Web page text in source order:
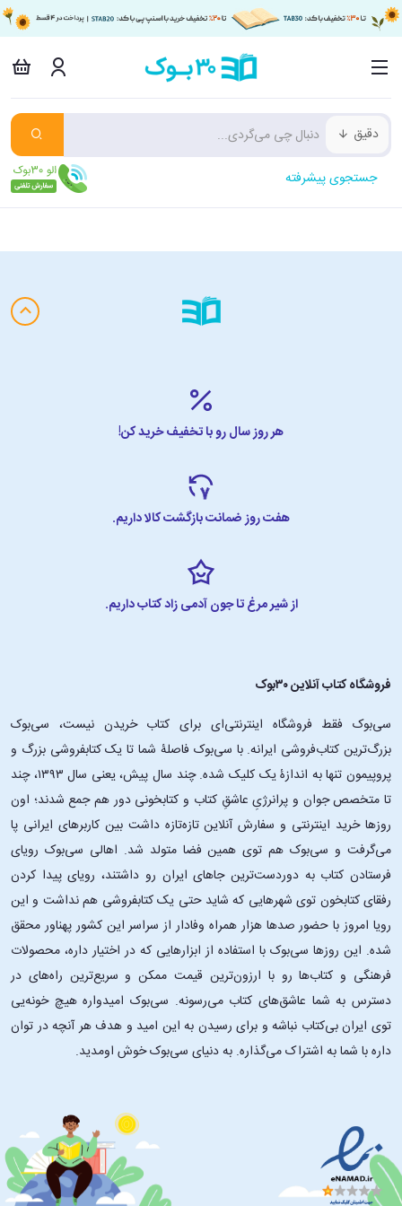
دقیق
جستجوی پیشرفته
هر روز سال رو با تخفیف خرید کن!
هفت روز ضمانت بازگشت کالا داریم.
از شیر مرغ تا جون آدمی زاد کتاب داریم.
فروشگاه کتاب آنلاین ۳۰بوک
سی‌بوک فقط فروشگاه اینترنتی‌ای برای کتاب خریدن نیست، سی‌بوک
بزرگ‌ترین کتاب‌فروشی ایرانه. با سی‌بوک فاصلۀ شما تا یک کتابفروشی بزرگ و
پروپیمون تنها به اندازۀ یک کلیک شده. چند سال پیش، یعنی سال ۱۳۹۳، چند
تا متخصص جوان و پرانرژیِ عاشقِ کتاب و کتابخونی دور هم جمع شدند؛ اون‌
روزها خرید اینترنتی و سفارش آنلاین تازه‌تازه داشت بین کاربرهای ایرانی پا
می‌گرفت و سی‌بوک هم توی همین فضا متولد شد. اهالی سی‌بوک رویای
فرستادن کتاب به دوردست‌ترین جاهای ایران رو داشتند، رویای پیدا کردن
رفقای کتابخون توی شهرهایی که شاید حتی یک کتابفروشی هم نداشت و این
رویا امروز با حضور صدها هزار همراه وفادار از سراسر این کشور پهناور محقق
شده. این ‌روزها سی‌بوک با استفاده از ابزارهایی که در اختیار داره، محصولات
فرهنگی و کتاب‌ها رو با ارزون‌ترین قیمت ممکن و سریع‌ترین راه‌های در
دسترس به شما عاشق‌های کتاب می‌رسونه. سی‌بوک امیدواره هیچ خونه‌یی
توی ایران بی‌کتاب نباشه و برای رسیدن به این امید و هدف هر آنچه در توان
داره با شما به اشتراک می‌گذاره. به دنیای سی‌بوک خوش اومدید.